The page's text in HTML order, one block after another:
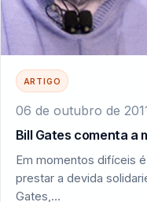
ARTIGO
06 de outubro de
Bill Gates comenta a
Em momentos difíceis
prestar a devida
Gates,…